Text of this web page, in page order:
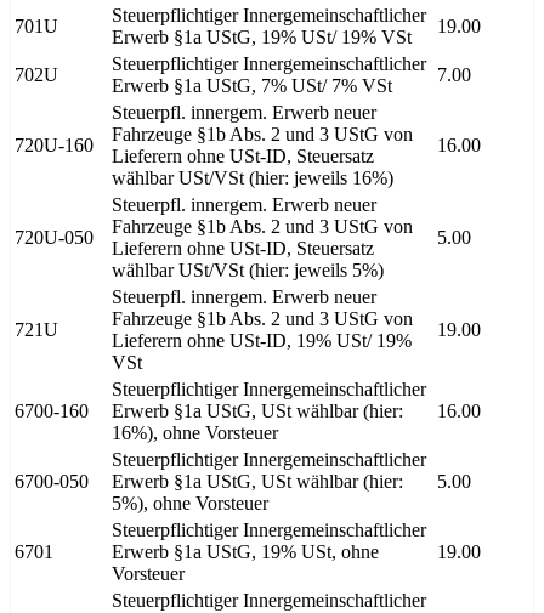
701U
Steuerpflichtiger Innergemeinschaftlicher
Erwerb §1a UStG, 19% USt/ 19% VSt
19.00
702U
Steuerpflichtiger Innergemeinschaftlicher
Erwerb §1a UStG, 7% USt/ 7% VSt
7.00
720U-160
Steuerpfl. innergem. Erwerb neuer
Fahrzeuge §1b Abs. 2 und 3 UStG von
Lieferern ohne USt-ID, Steuersatz
wählbar USt/VSt (hier: jeweils 16%)
16.00
720U-050
Steuerpfl. innergem. Erwerb neuer
Fahrzeuge §1b Abs. 2 und 3 UStG von
Lieferern ohne USt-ID, Steuersatz
wählbar USt/VSt (hier: jeweils 5%)
5.00
721U
Steuerpfl. innergem. Erwerb neuer
Fahrzeuge §1b Abs. 2 und 3 UStG von
Lieferern ohne USt-ID, 19% USt/ 19%
VSt
19.00
6700-160
Steuerpflichtiger Innergemeinschaftlicher
Erwerb §1a UStG, USt wählbar (hier:
16%), ohne Vorsteuer
16.00
6700-050
Steuerpflichtiger Innergemeinschaftlicher
Erwerb §1a UStG, USt wählbar (hier:
5%), ohne Vorsteuer
5.00
6701
Steuerpflichtiger Innergemeinschaftlicher
Erwerb §1a UStG, 19% USt, ohne
Vorsteuer
19.00
Steuerpflichtiger Innergemeinschaftlicher